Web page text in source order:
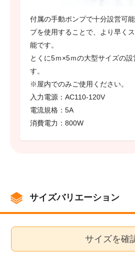
付属の手動ポンプで十分設営可
プを使用することで、より早く
能です。
とくに5ｍ×5ｍの大型サイズの設
す。
※屋内でのみご使用ください。
入力電源：AC110-120V
電流規格：5A
消費電力：800W
サイズバリエーション
サイズを確